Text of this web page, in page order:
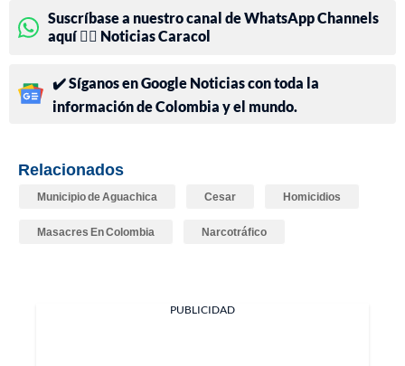
Suscríbase a nuestro canal de WhatsApp Channels
aquí 👉🏻 Noticias Caracol
✔️ Síganos en Google Noticias con toda la
información de Colombia y el mundo.
Relacionados
Municipio de Aguachica Cesar Homicidios
Masacres En Colombia Narcotráfico
PUBLICIDAD